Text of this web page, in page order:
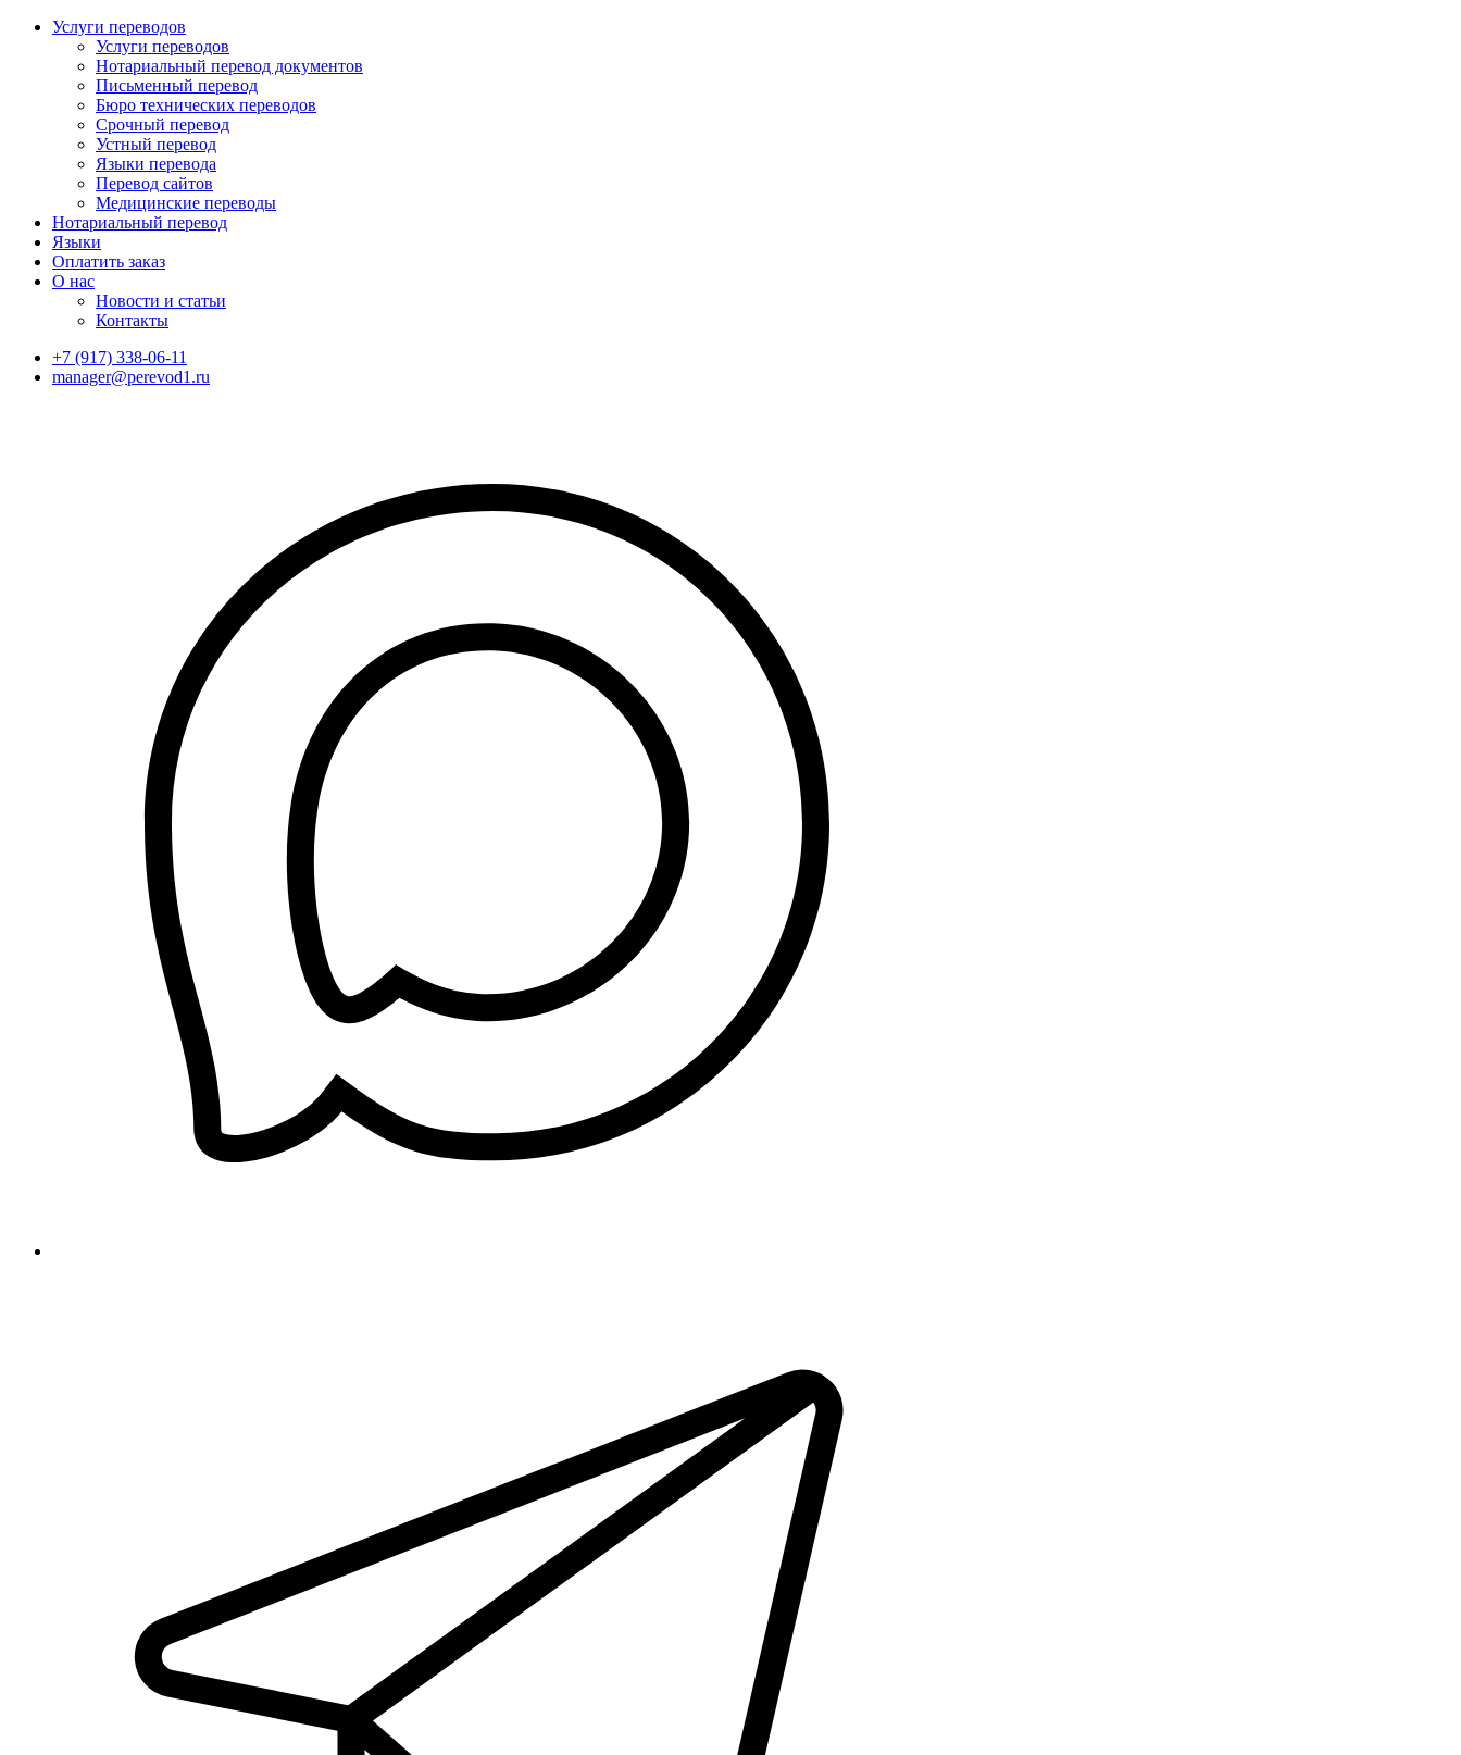
Услуги переводов
Услуги переводов
Нотариальный перевод документов
Письменный перевод
Бюро технических переводов
Срочный перевод
Устный перевод
Языки перевода
Перевод сайтов
Медицинские переводы
Нотариальный перевод
Языки
Оплатить заказ
О нас
Новости и статьи
Контакты
+7 (917) 338-06-11
manager@perevod1.ru